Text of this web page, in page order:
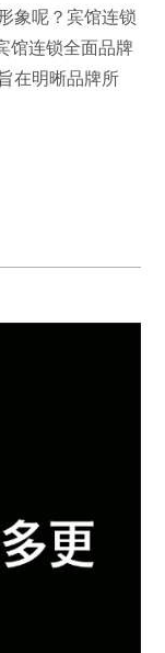
象呢？宾馆连锁
馆连锁全面品牌
在明晰品牌所